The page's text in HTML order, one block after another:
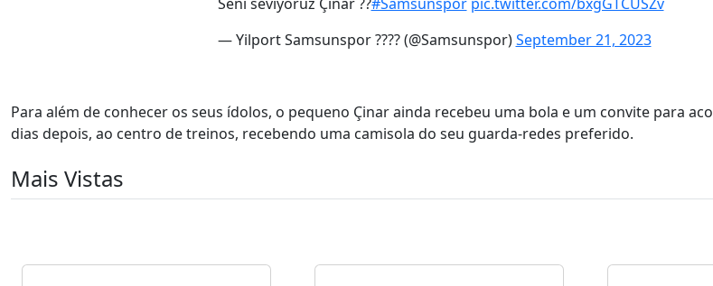
— Yilport Samsunspor ???? (@Samsunspor)September 21, 2023
Para além de conhecer os seus ídolos, o pequeno Çinar ainda recebeu uma bola e um convite para
dias depois, ao centro de treinos, recebendo uma camisola do seu guarda-redes preferido.
Mais Vistas